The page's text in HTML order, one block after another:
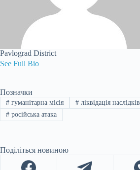
Pavlograd District
See Full Bio
Позначки
#гуманітарна місія #ліквідація наслідків
#російська атака
Поділіться новиною